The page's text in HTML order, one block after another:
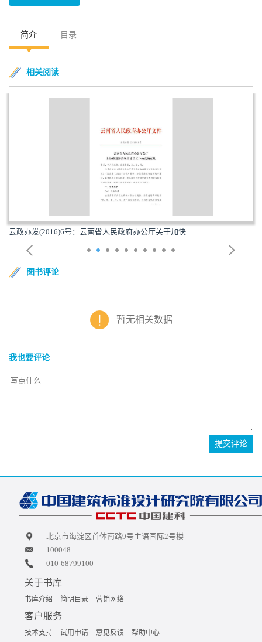
简介 目录
相关阅读
云政办发(2016)6号：云南省人民政府办公厅关于加快...
图书评论
暂无相关数据
我也要评论
提交评论
北京市海淀区首体南路9号主语国际2号楼
100048
010-68799100
关于书库
书库介绍 简明目录 营销网络
客户服务
技术支持 试用申请 意见反馈 帮助中心